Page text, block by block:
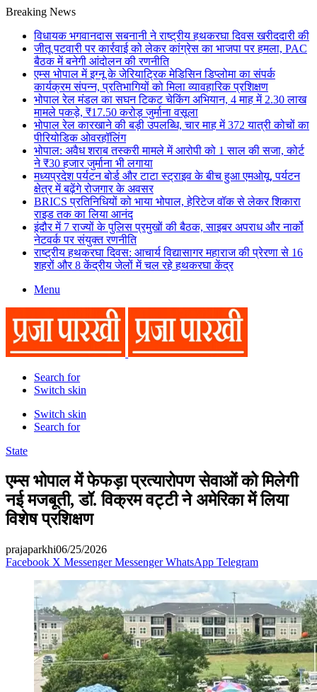
Breaking News
विधायक भगवानदास सबनानी ने राष्ट्रीय हथकरघा दिवस खरीददारी की
जीतू पटवारी पर कार्रवाई को लेकर कांग्रेस का भाजपा पर हमला, PAC
बैठक में बनेगी आंदोलन की रणनीति
एम्स भोपाल में इग्नू के जेरियाट्रिक मेडिसिन डिप्लोमा का संपर्क
कार्यक्रम संपन्न, प्रतिभागियों को मिला व्यावहारिक प्रशिक्षण
भोपाल रेल मंडल का सघन टिकट चेकिंग अभियान, 4 माह में 2.30 लाख
मामले पकड़े, ₹17.50 करोड़ जुर्माना वसूला
भोपाल रेल कारखाने की बड़ी उपलब्धि, चार माह में 372 यात्री कोचों का
पीरियोडिक ओवरहॉलिंग
भोपाल: अवैध शराब तस्करी मामले में आरोपी को 1 साल की सजा, कोर्ट
ने ₹30 हजार जुर्माना भी लगाया
मध्यप्रदेश पर्यटन बोर्ड और टाटा स्ट्राइव के बीच हुआ एमओयू, पर्यटन
क्षेत्र में बढ़ेंगे रोजगार के अवसर
BRICS प्रतिनिधियों को भाया भोपाल, हेरिटेज वॉक से लेकर शिकारा
राइड तक का लिया आनंद
इंदौर में 7 राज्यों के पुलिस प्रमुखों की बैठक, साइबर अपराध और नार्को
नेटवर्क पर संयुक्त रणनीति
राष्ट्रीय हथकरघा दिवस: आचार्य विद्यासागर महाराज की प्रेरणा से 16
शहरों और 8 केंद्रीय जेलों में चल रहे हथकरघा केंद्र
Menu
Search for
Switch skin
Switch skin
Search for
State
एम्स भोपाल में फेफड़ा प्रत्यारोपण सेवाओं को मिलेगी
नई मजबूती, डॉ. विक्रम वट्टी ने अमेरिका में लिया
विशेष प्रशिक्षण
prajaparkhi06/25/2026
Facebook X Messenger Messenger WhatsApp Telegram